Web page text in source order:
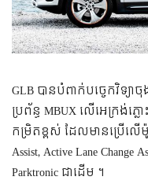
GLB បាន​បំពាក់​បច្ចេកវិទ្យា​
ប្រព័ន្ធ MBUX លើ​អេក្រង់​ភ្
កម្រិត​ខ្ពស់ ដែល​មាន​ប្រើ​លើ​ម៉ូ
Assist, Active Lane Change
Parktronic ជាដើម ។